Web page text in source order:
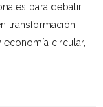
para debatir
transformación
circular,